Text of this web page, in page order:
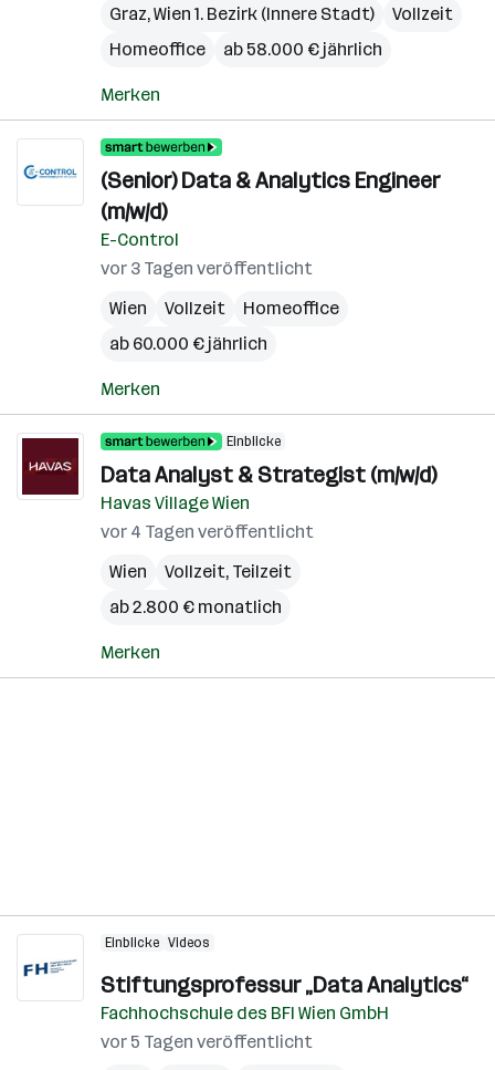
Graz,Wien 1. Bezirk (Innere Stadt)
Vollzeit
Homeoffice
ab 58.000 € jährlich
Merken
(Senior) Data & Analytics Engineer
(m/w/d)
E-Control
vor 3 Tagen veröffentlicht
Wien
Vollzeit
Homeoffice
ab 60.000 € jährlich
Merken
Einblicke
Data Analyst & Strategist (m/w/d)
Havas Village Wien
vor 4 Tagen veröffentlicht
Wien
Vollzeit, Teilzeit
ab 2.800 € monatlich
Merken
Einblicke Videos
Stiftungsprofessur „Data Analytics“
Fachhochschule des BFI Wien GmbH
vor 5 Tagen veröffentlicht